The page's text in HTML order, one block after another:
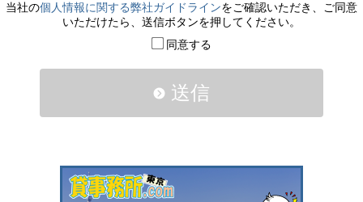
当社の個人情報に関する弊社ガイドラインをご確認いただき、ご同意
いただけたら、送信ボタンを押してください。
同意する
送信